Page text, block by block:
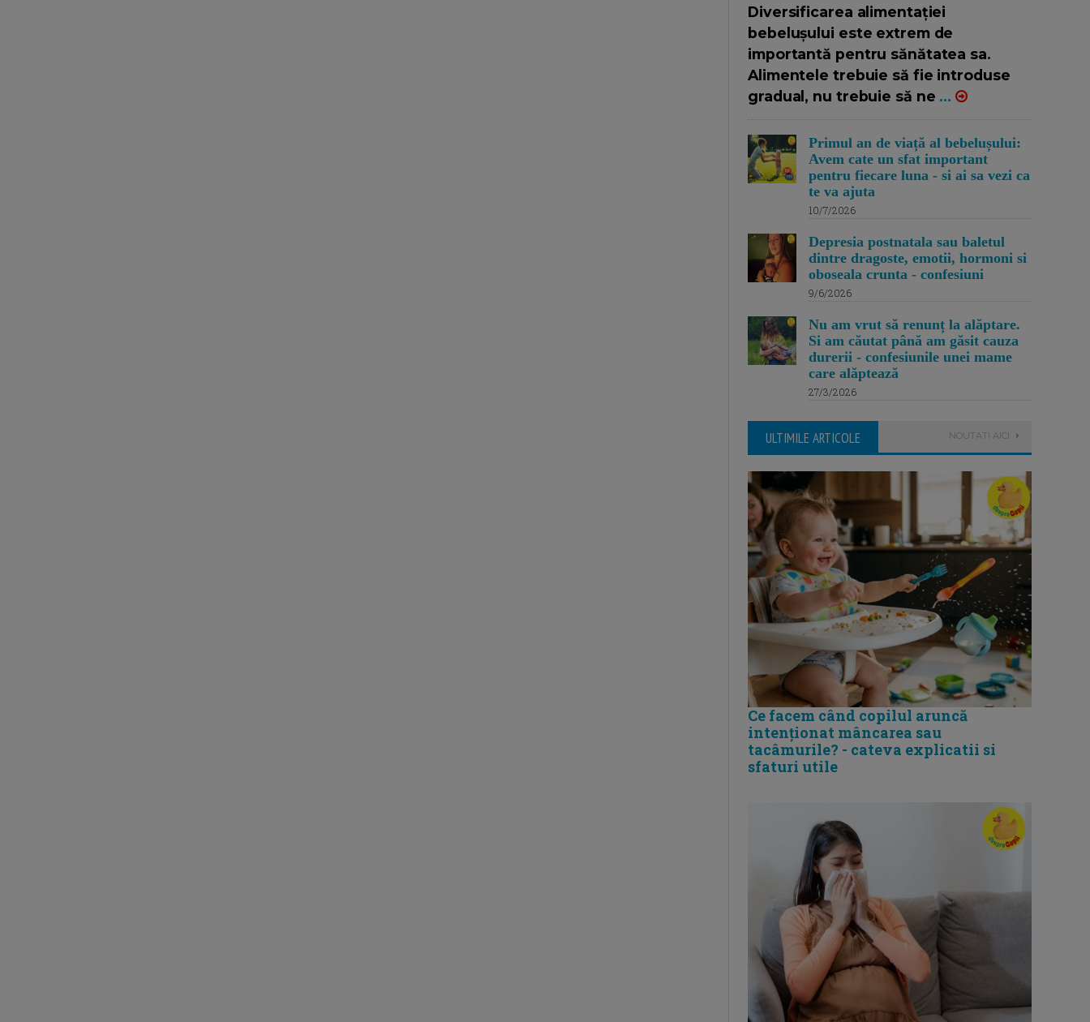
Diversificarea alimentației
bebelușului este extrem de
importantă pentru sănătatea sa.
Alimentele trebuie să fie introduse
gradual, nu trebuie să ne ...
Primul an de viață al bebelușului:
Avem cate un sfat important
pentru fiecare luna - si ai sa vezi ca
te va ajuta
10/7/2026
Depresia postnatala sau baletul
dintre dragoste, emotii, hormoni si
oboseala crunta - confesiuni
9/6/2026
Nu am vrut să renunț la alăptare.
Si am căutat până am găsit cauza
durerii - confesiunile unei mame
care alăptează
27/3/2026
ULTIMILE ARTICOLE NOUTATI AICI
Ce facem când copilul aruncă
intenționat mâncarea sau
tacâmurile? - cateva explicatii si
sfaturi utile